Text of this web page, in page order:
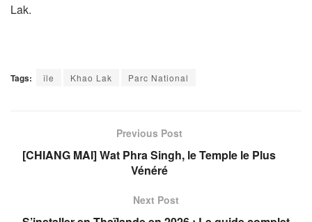
Lak.
Tags: île Khao Lak Parc National
Previous Post
[CHIANG MAI] Wat Phra Singh, le Temple le Plus
Vénéré
Next Post